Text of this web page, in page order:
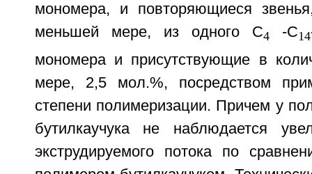
мономера, и повторяющиеся
меньшей мере, из одного C4 -С14
мономера и присутствующие в
мере, 2,5 мол.%, посредством
степени полимеризации. Причем у
бутилкаучука не наблюдается
экструдируемого потока по